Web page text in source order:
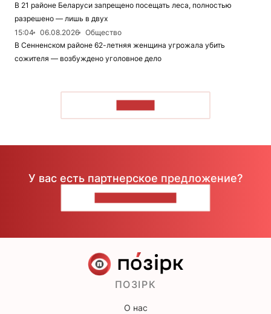
В 21 районе Беларуси запрещено посещать леса, полностью
разрешено — лишь в двух
15:04
06.08.2026
Общество
В Сенненском районе 62-летняя женщина угрожала убить
сожителя — возбуждено уголовное дело
У вас есть партнерское предложение?
ПОЗІРК
О нас